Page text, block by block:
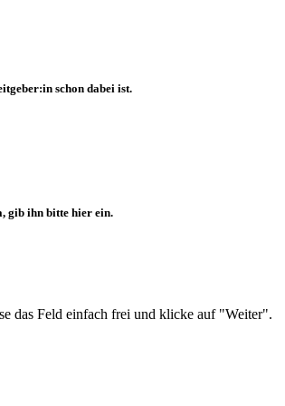
schon dabei ist.
gib ihn bitte hier ein.
das Feld einfach frei und klicke auf "Weiter".